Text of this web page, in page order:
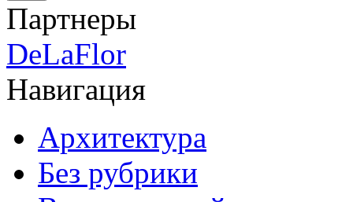
Партнеры
DeLaFlor
Навигация
Архитектура
Без рубрики